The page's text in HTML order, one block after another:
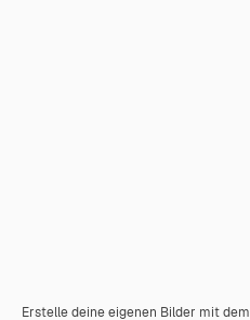
Erstelle deine eigenen Bilder mit dem